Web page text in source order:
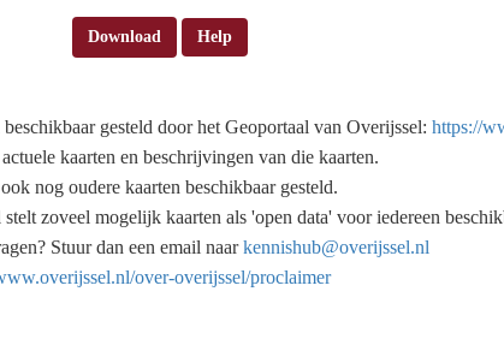
Download Help
gesteld door het Geoportaal van Overijssel: https://
kaarten en beschrijvingen van die kaarten.
nog oudere kaarten beschikbaar gesteld.
zoveel mogelijk kaarten als 'open data' voor iedereen
Stuur dan een email naarkennishub@overijssel.nl
over-overijssel/proclaimer